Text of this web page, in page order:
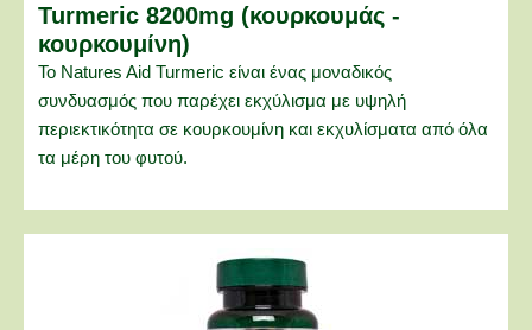
Turmeric 8200mg (κουρκουμάς -
κουρκουμίνη)
Το Natures Aid Turmeric είναι ένας μοναδικός
συνδυασμός που παρέχει εκχύλισμα με υψηλή
περιεκτικότητα σε κουρκουμίνη και εκχυλίσματα από όλα
τα μέρη του φυτού.